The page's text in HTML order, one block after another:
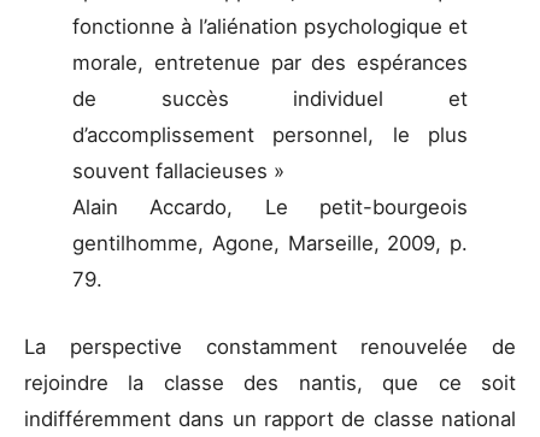
fonctionne à l’aliénation psychologique et
morale, entretenue par des espérances
de succès individuel et
d’accomplissement personnel, le plus
souvent fallacieuses »
Alain Accardo, Le petit-bourgeois
gentilhomme, Agone, Marseille, 2009, p.
79.
La perspective constamment renouvelée de
rejoindre la classe des nantis, que ce soit
indifféremment dans un rapport de classe national